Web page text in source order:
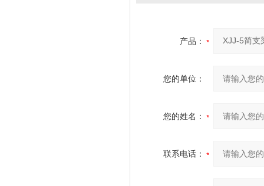
产品：
您的单位：
您的姓名：
联系电话：